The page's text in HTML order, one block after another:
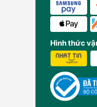
Hình thức